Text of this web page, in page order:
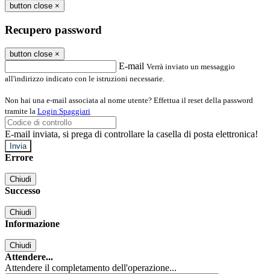
button close ×
Recupero password
button close ×
E-mail Verrà inviato un messaggio
all'indirizzo indicato con le istruzioni necessarie.
Non hai una e-mail associata al nome utente? Effettua il reset della password
tramite la Login Spaggiari
E-mail inviata, si prega di controllare la casella di posta elettronica!
Errore
Chiudi
Successo
Chiudi
Informazione
Chiudi
Attendere...
Attendere il completamento dell'operazione...